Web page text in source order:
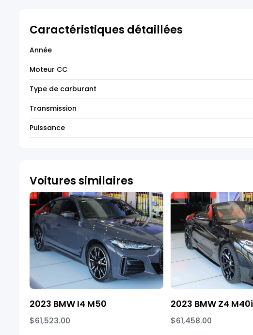
Caractéristiques détaillées
Année
Moteur CC
Type de carburant
Transmission
Puissance
Voitures similaires
2023 BMW I4 M50
$61,523.00
2023 BMW Z4 M40i
$61,458.00